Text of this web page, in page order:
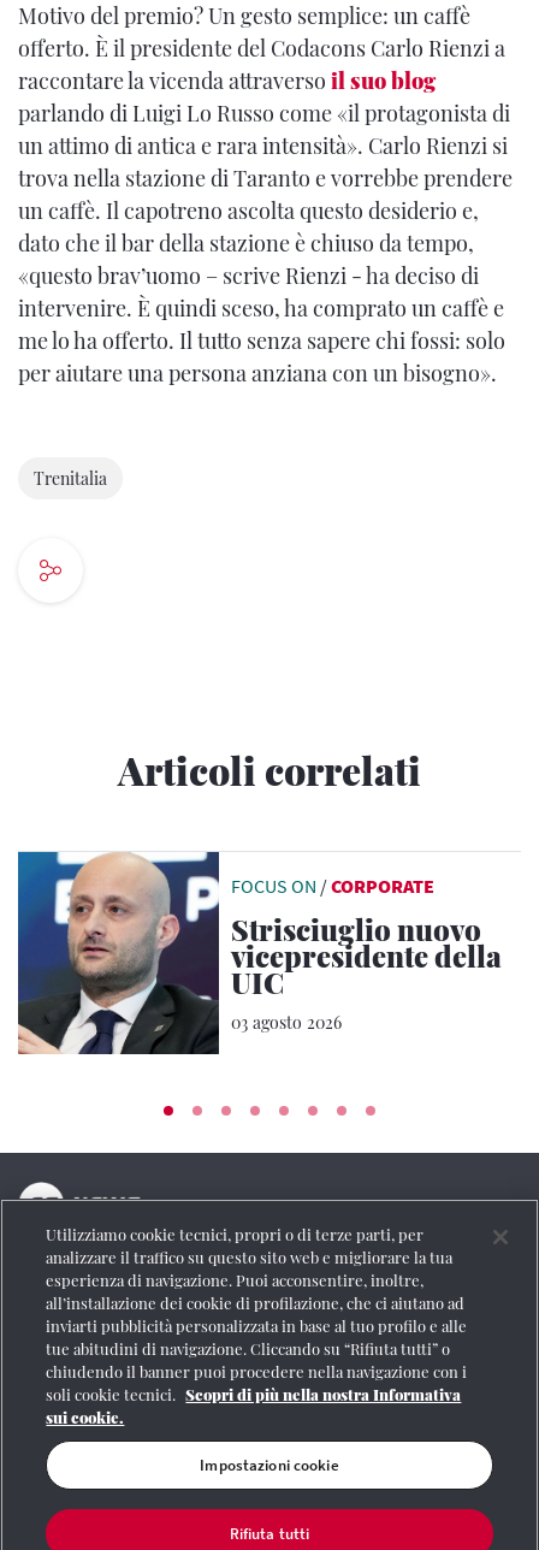
Motivo del premio? Un gesto semplice: un caffè
offerto. È il presidente del Codacons Carlo Rienzi a
raccontare la vicenda attraverso il suo blog
parlando di Luigi Lo Russo come «il protagonista di
un attimo di antica e rara intensità». Carlo Rienzi si
trova nella stazione di Taranto e vorrebbe prendere
un caffè. Il capotreno ascolta questo desiderio e,
dato che il bar della stazione è chiuso da tempo,
«questo brav’uomo – scrive Rienzi - ha deciso di
intervenire. È quindi sceso, ha comprato un caffè e
me lo ha offerto. Il tutto senza sapere chi fossi: solo
per aiutare una persona anziana con un bisogno».
Trenitalia
Articoli correlati
FOCUS ON /CORPORATE
Strisciuglio nuovo
vicepresidente della
UIC
03 agosto 2026
La testata online del Gruppo FS Italiane
Social
Se vuoi contattarci o avere altre informazioni
CONTATTI
Utilizziamo cookie tecnici, propri o di terze parti, per
analizzare il traffico su questo sito web e migliorare la tua
esperienza di navigazione. Puoi acconsentire, inoltre,
all’installazione dei cookie di profilazione, che ci aiutano ad
inviarti pubblicità personalizzata in base al tuo profilo e alle
tue abitudini di navigazione. Cliccando su “Rifiuta tutti” o
chiudendo il banner puoi procedere nella navigazione con i
soli cookie tecnici. Scopri di più nella nostra Informativa
sui cookie.
Impostazioni cookie
Rifiuta tutti